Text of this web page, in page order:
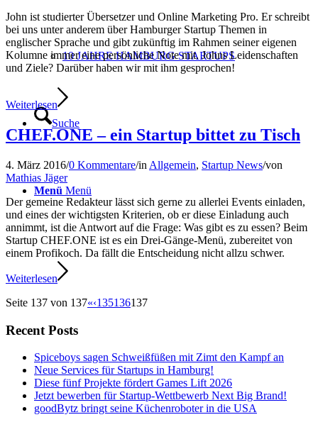
10 JAHRE HAMBURG STARTUPS
Suche
Menü Menü
John ist studierter Übersetzer und Online Marketing Pro. Er schreibt
bei uns unter anderem über Hamburger Startup Themen in
englischer Sprache und gibt zukünftig im Rahmen seiner eigenen
Kolumne immer eine persönliche Note mit. Johns Leidenschaften
und Ziele? Darüber haben wir mit ihm gesprochen!
Weiterlesen
CHEF.ONE – ein Startup bittet zu Tisch
4. März 2016/0 Kommentare/in Allgemein, Startup News/von
Mathias Jäger
Der gemeine Redakteur lässt sich gerne zu allerlei Events einladen,
und eines der wichtigsten Kriterien, ob er diese Einladung auch
annimmt, ist die Antwort auf die Frage: Was gibt es zu essen? Beim
Startup CHEF.ONE ist es ein Drei-Gänge-Menü, zubereitet von
einem Profikoch. Da fällt die Entscheidung nicht allzu schwer.
Weiterlesen
Seite 137 von 137«‹135136137
Recent Posts
Spiceboys sagen Schweißfüßen mit Zimt den Kampf an
Neue Services für Startups in Hamburg!
Diese fünf Projekte fördert Games Lift 2026
Jetzt bewerben für Startup-Wettbewerb Next Big Brand!
goodBytz bringt seine Küchenroboter in die USA